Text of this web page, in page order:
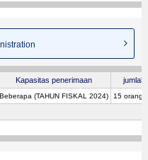
Kapasitas penerimaan jumlah
Beberapa (TAHUN FISKAL 2024) 15 orang